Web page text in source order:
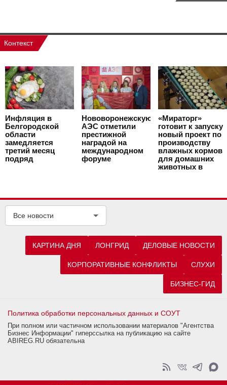
Контекст
Инфляция в
Белгородской
области
замедляется
третий месяц
подряд
Нововоронежскую
АЭС отметили
престижной
наградой на
международном
форуме
«Мираторг»
готовит к запуску
новый проект по
производству
влажных кормов
для домашних
животных в
Все новости
КАРТИНА ДНЯ ЛОНГРИД ДЕЛОВЫЕ НОВОСТИ
КОРПОРАТИВНЫЕ КОНФЛИКТЫ СЛУХИ
БИЗНЕС-ГИД
Политика обработки персональных данных и СОУТ
При полном или частичном использовании материалов "Агентства
Бизнес Информации" гиперссылка на публикацию на сайте
ABIREG.RU обязательна